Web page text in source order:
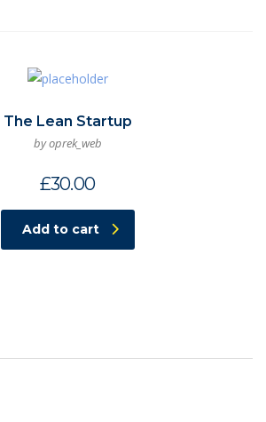
The Lean Startup
by oprek_web
£30.00
Add to cart